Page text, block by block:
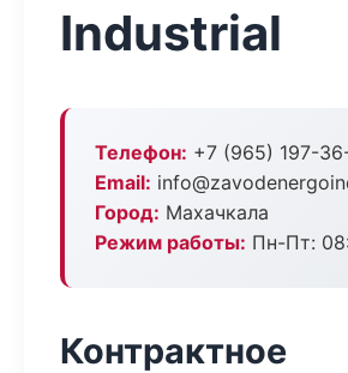
Industrial
Телефон: +7 (965) 197-
Email:
Город: Махачкала
Режим работы: Пн-Пт:
Контрактное